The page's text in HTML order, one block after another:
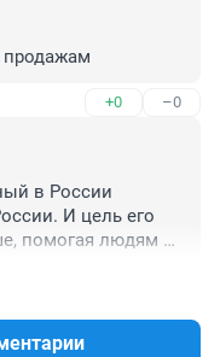
продажам
+0 –0
в России
И цель его
помогая людям